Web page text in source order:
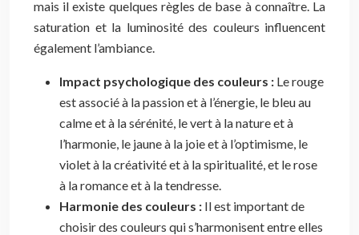
mais il existe quelques règles de base à connaître. La
saturation et la luminosité des couleurs influencent
également l’ambiance.
Impact psychologique des couleurs : Le rouge
est associé à la passion et à l’énergie, le bleu au
calme et à la sérénité, le vert à la nature et à
l’harmonie, le jaune à la joie et à l’optimisme, le
violet à la créativité et à la spiritualité, et le rose
à la romance et à la tendresse.
Harmonie des couleurs : Il est important de
choisir des couleurs qui s’harmonisent entre elles